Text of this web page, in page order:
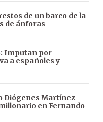
de un barco de la
de ánforas
Imputan por
a españoles y
Diógenes Martínez
en Fernando